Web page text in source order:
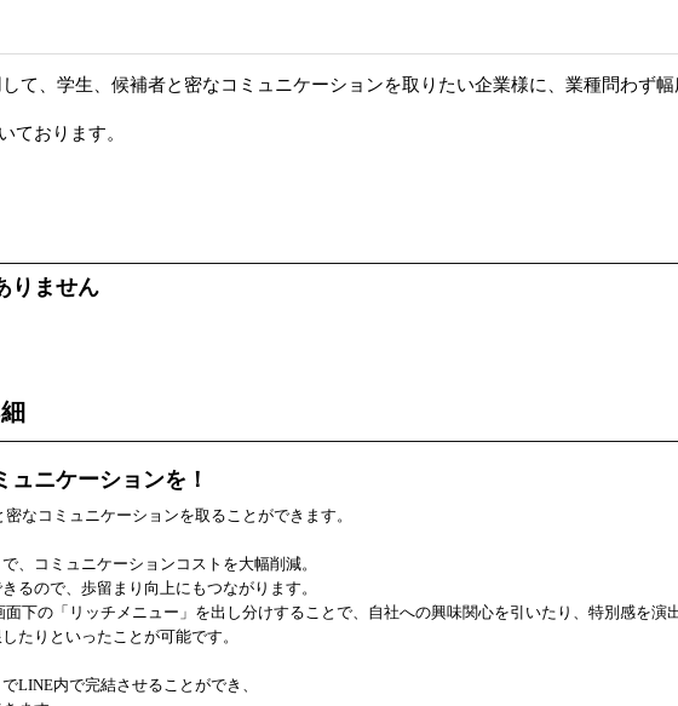
て、学生、候補者と密なコミュニケーションを取りたい企業様に、業種問わず
ております。
りません
ニケーションを！
なコミュニケーションを取ることができます。
、コミュニケーションコストを大幅削減。
るので、歩留まり向上にもつながります。
下の「リッチメニュー」を出し分けすることで、自社への興味関心を引いたり、特別感を演
たりといったことが可能です。
LINE内で完結させることができ、